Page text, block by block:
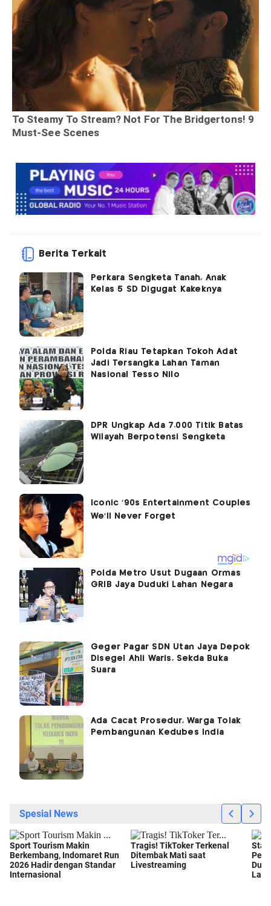
Berita Terkait
Perkara Sengketa Tanah, Anak
Kelas 5 SD Digugat Kakeknya
Polda Riau Tetapkan Tokoh Adat
Jadi Tersangka Lahan Taman
Nasional Tesso Nilo
DPR Ungkap Ada 7.000 Titik Batas
Wilayah Berpotensi Sengketa
Polda Metro Usut Dugaan Ormas
GRIB Jaya Duduki Lahan Negara
Geger Pagar SDN Utan Jaya Depok
Disegel Ahli Waris, Sekda Buka
Suara
Ada Cacat Prosedur, Warga Tolak
Pembangunan Kedubes India